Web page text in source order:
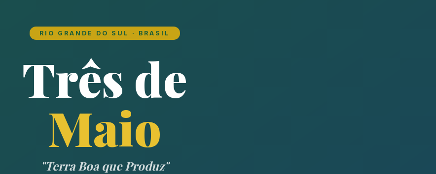
RIO GRANDE DO SUL · BRASIL
Três de
Maio
"Terra Boa que Produz"